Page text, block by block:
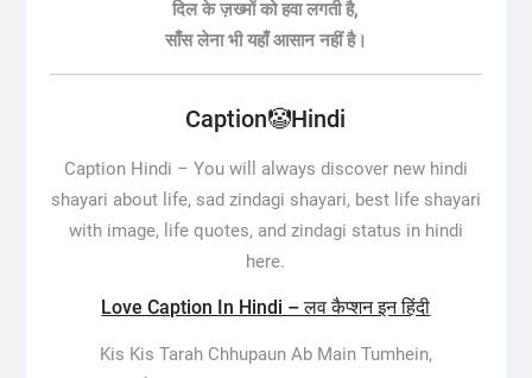
दिल के ज़ख्मों को हवा लगती है,
साँस लेना भी यहाँ आसान नहीं है।
Caption🤡Hindi
Caption Hindi – You will always discover new hindi
shayari about life, sad zindagi shayari, best life shayari
with image, life quotes, and zindagi status in hindi
here.
Love Caption In Hindi – लव कैप्शन इन हिंदी
Kis Kis Tarah Chhupaun Ab Main Tumhein,